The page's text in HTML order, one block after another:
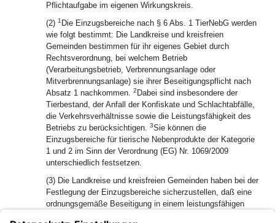
Pflichtaufgabe im eigenen Wirkungskreis.
(2) 1 Die Einzugsbereiche nach § 6 Abs. 1 TierNebG werden
wie folgt bestimmt: Die Landkreise und kreisfreien
Gemeinden bestimmen für ihr eigenes Gebiet durch
Rechtsverordnung, bei welchem Betrieb
(Verarbeitungsbetrieb, Verbrennungsanlage oder
Mitverbrennungsanlage) sie ihrer Beseitigungspflicht nach
Absatz 1 nachkommen. 2 Dabei sind insbesondere der
Tierbestand, der Anfall der Konfiskate und Schlachtabfälle,
die Verkehrsverhältnisse sowie die Leistungsfähigkeit des
Betriebs zu berücksichtigen. 3Sie können die
Einzugsbereiche für tierische Nebenprodukte der Kategorie
1 und 2 im Sinn der Verordnung (EG) Nr. 1069/2009
unterschiedlich festsetzen.
(3) Die Landkreise und kreisfreien Gemeinden haben bei der
Festlegung der Einzugsbereiche sicherzustellen, daß eine
ordnungsgemäße Beseitigung in einem leistungsfähigen